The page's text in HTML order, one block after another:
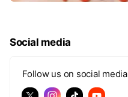
Social media
Follow us on social media